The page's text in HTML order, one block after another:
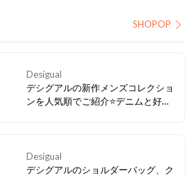
SHOPOP
Desigual
デシグアルの新作メンズコレクショ
ンを人気順でご紹介⭐デニムと好相
Desigual
デシグアルのショルダーバッグ、ク